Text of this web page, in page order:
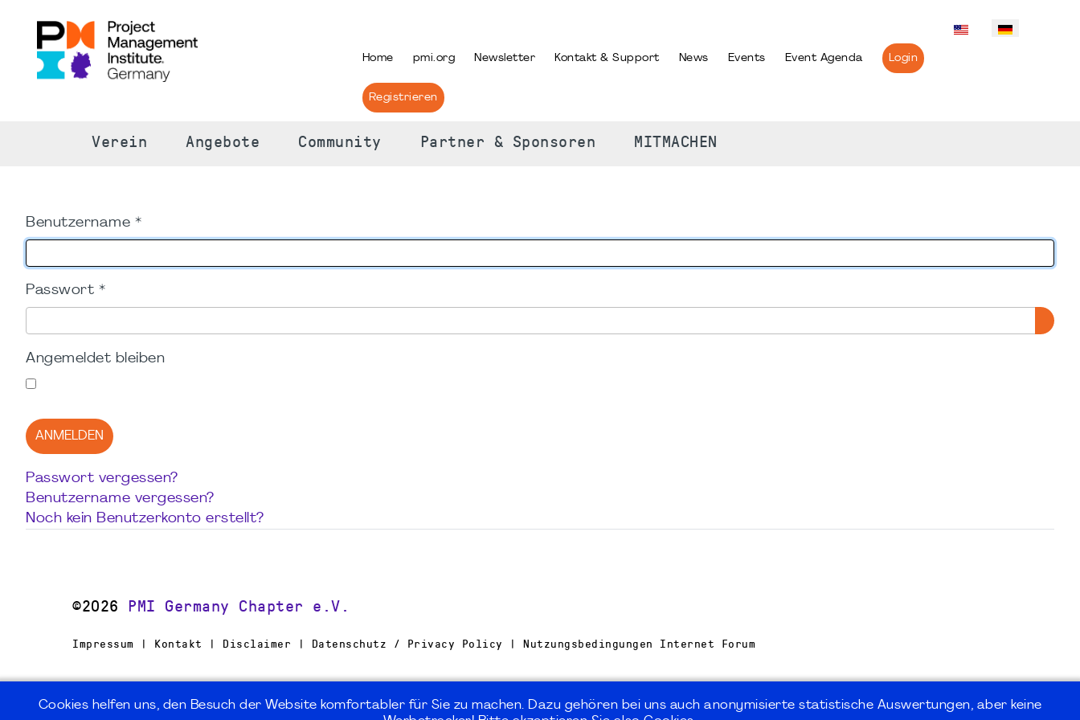
Home pmi.org Newsletter Kontakt & Support News Events Event Agenda Login
Registrieren
Verein Angebote Community Partner & Sponsoren MITMACHEN
Benutzername *
Passwort *
Angemeldet bleiben
ANMELDEN
Passwort vergessen?
Benutzername vergessen?
Noch kein Benutzerkonto erstellt?
©2026 PMI Germany Chapter e.V.
Impressum | Kontakt | Disclaimer | Datenschutz / Privacy Policy | Nutzungsbedingungen Internet Forum
Cookies helfen uns, den Besuch der Website komfortabler für Sie zu machen. Dazu gehören bei uns auch anonymisierte statistische Auswertungen, aber keine